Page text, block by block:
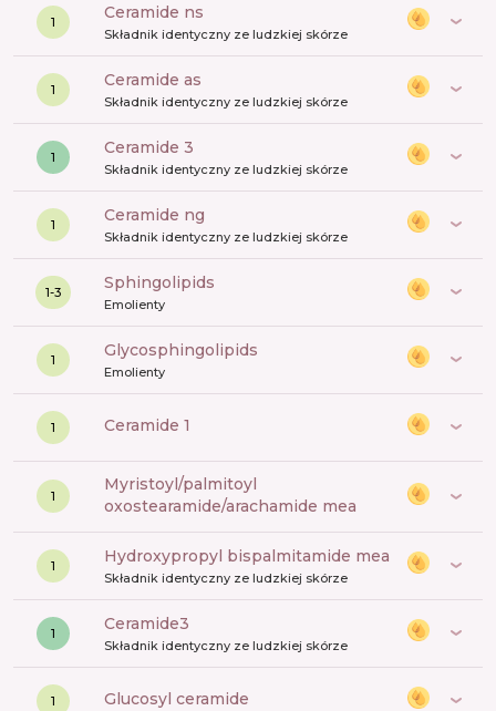
1 ceramide ns
Składnik identyczny ze ludzkiej skórze
1 ceramide as
Składnik identyczny ze ludzkiej skórze
1 ceramide 3
Składnik identyczny ze ludzkiej skórze
1 ceramide ng
Składnik identyczny ze ludzkiej skórze
1-3 sphingolipids
Emolienty
1 glycosphingolipids
Emolienty
1 ceramide 1
1
myristoyl/palmitoyl
oxostearamide/arachamide mea
1 hydroxypropyl bispalmitamide mea
Składnik identyczny ze ludzkiej skórze
1 ceramide3
Składnik identyczny ze ludzkiej skórze
1 glucosyl ceramide